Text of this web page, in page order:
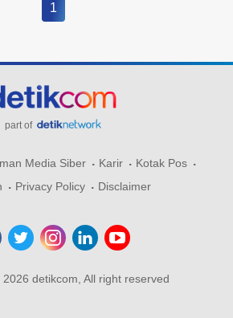
1
part of
Media Siber Karir
Kotak Pos
Privacy Policy Disclaimer
detikcom, All right reserved